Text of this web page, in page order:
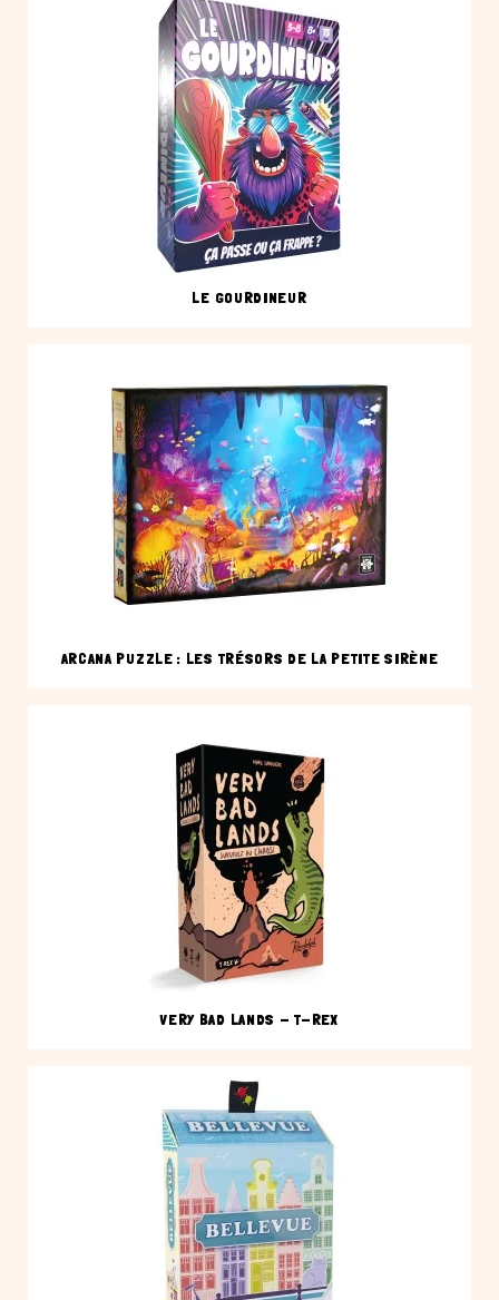
LE GOURDINEUR
ARCANA PUZZLE : LES TRÉSORS DE LA PETITE SIRÈNE
VERY BAD LANDS - T-REX